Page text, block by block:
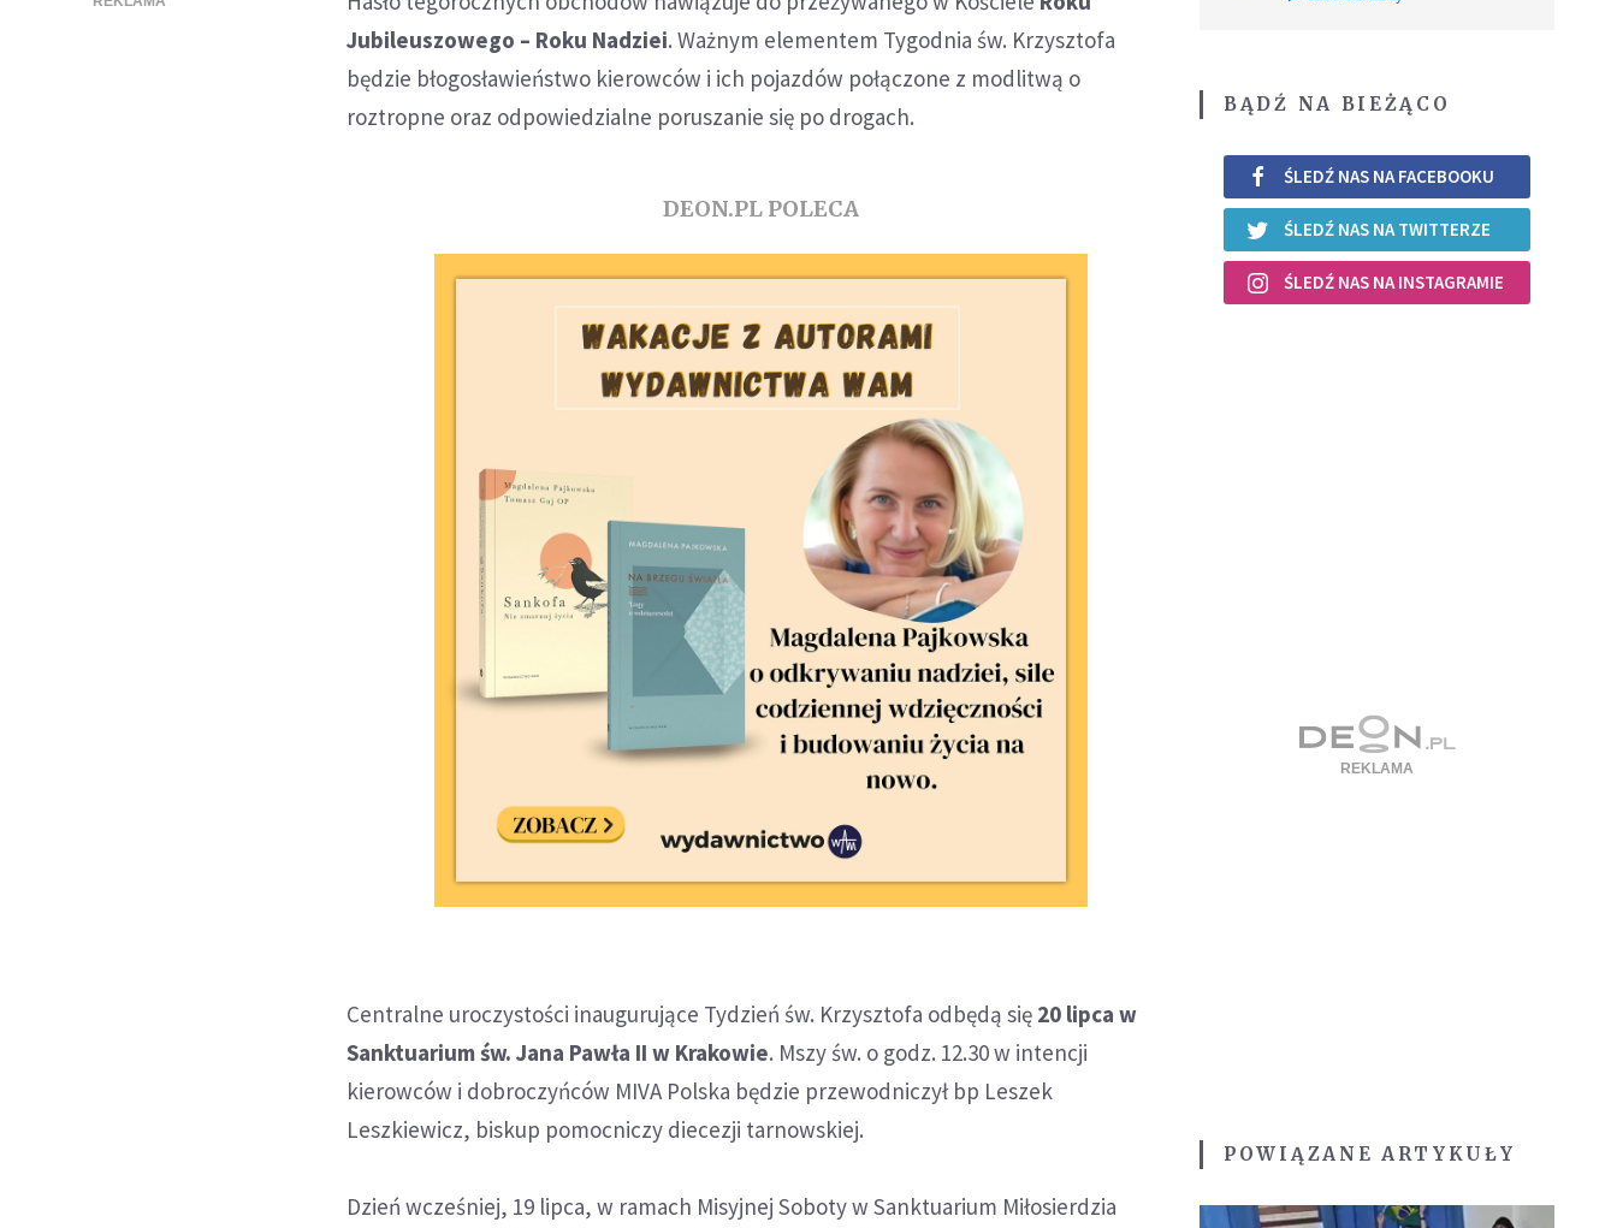
Jubileuszowego – Roku Nadziei. Ważnym elementem Tygodnia św. Krzysztofa
będzie błogosławieństwo kierowców i ich pojazdów połączone z modlitwą o
roztropne oraz odpowiedzialne poruszanie się po drogach.
DEON.PL POLECA
Centralne uroczystości inaugurujące Tydzień św. Krzysztofa odbędą się 20 lipca w
Sanktuarium św. Jana Pawła II w Krakowie. Mszy św. o godz. 12.30 w intencji
kierowców i dobroczyńców MIVA Polska będzie przewodniczył bp Leszek
Leszkiewicz, biskup pomocniczy diecezji tarnowskiej.
Dzień wcześniej, 19 lipca, w ramach Misyjnej Soboty w Sanktuarium Miłosierdzia
BĄDŹ NA BIEŻĄCO
ŚLEDŹ NAS NA FACEBOOKU
ŚLEDŹ NAS NA TWITTERZE
ŚLEDŹ NAS NA INSTAGRAMIE
POWIĄZANE ARTYKUŁY